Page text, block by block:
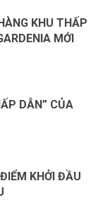
KHU THẤP
MỚI
DẪN” CỦA
KHỞI ĐẦU